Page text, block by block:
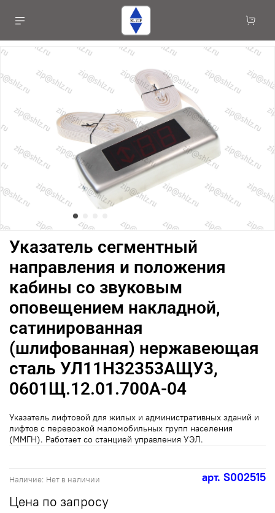
арт. S002515
Наличие: Нет в наличии
Указатель сегментный
направления и положения
кабины со звуковым
оповещением накладной,
сатинированная
(шлифованная) нержавеющая
сталь УЛ11Н32353АЩУ3,
0601Щ.12.01.700А-04
Цена по запросу
Указатель лифтовой для жилых и административных зданий и
лифтов с перевозкой маломобильных групп населения
(ММГН). Работает со станцией управления УЭЛ.